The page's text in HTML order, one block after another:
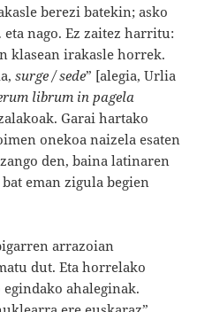
berezi batekin; asko
nago. Ez zaitez harritu:
klasean irakasle horrek.
surge / sede” [alegia, Urlia
librum in pagela
Garai hartako
onekoa naizela esaten
den, baina latinaren
eman zigula begien
arrazoian
dut. Eta horrelako
ahaleginak.